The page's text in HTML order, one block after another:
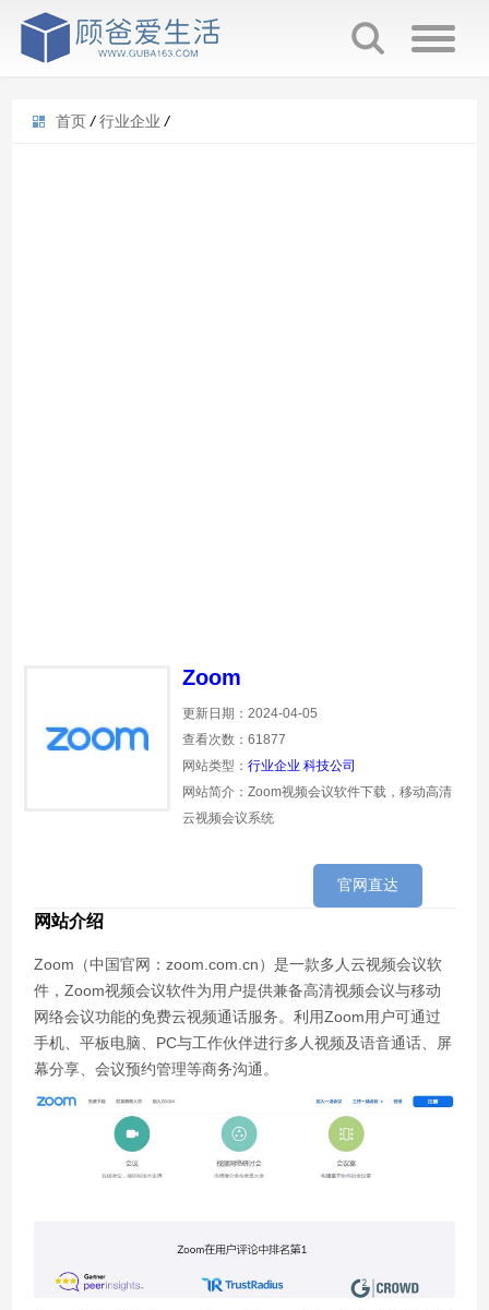
首页 / 行业企业 /
Zoom
更新日期：2024-04-05
查看次数：61877
网站类型：行业企业 科技公司
网站简介：Zoom视频会议软件下载，移动高清
云视频会议系统
官网直达
网站介绍
Zoom（中国官网：zoom.com.cn）是一款多人云视频会议软
件，Zoom视频会议软件为用户提供兼备高清视频会议与移动
网络会议功能的免费云视频通话服务。利用Zoom用户可通过
手机、平板电脑、PC与工作伙伴进行多人视频及语音通话、屏
幕分享、会议预约管理等商务沟通。